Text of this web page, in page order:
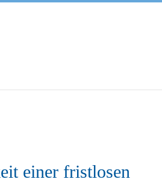
einer fristlosen